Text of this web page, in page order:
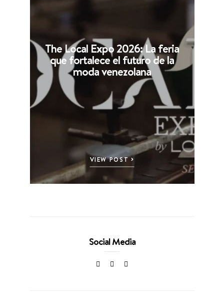
The Local Expo 2026: La feria
que fortalece el futuro de la
moda venezolana
VIEW POST
Social Media